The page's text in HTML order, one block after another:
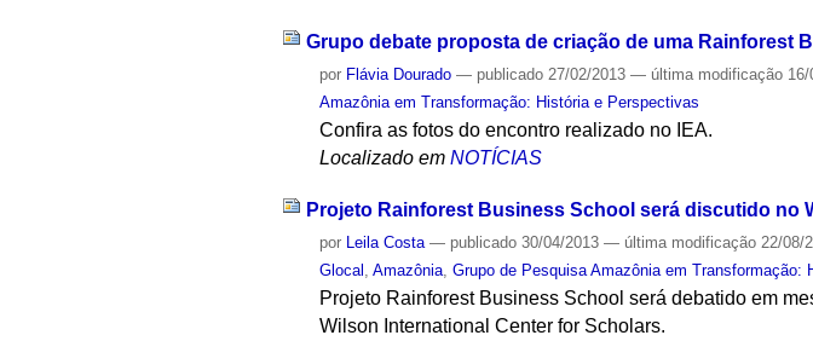
Grupo debate proposta de criação de uma Rainforest
por Flávia Dourado — publicado 27/02/2013— última modificação
Amazônia em Transformação: História e Perspectivas
Confira as fotos do encontro realizado no IEA.
Localizado em NOTÍCIAS
Projeto Rainforest Business School será discutido no
por Leila Costa — publicado 30/04/2013— última modificação 22/08/
Glocal ,Amazônia ,Grupo de Pesquisa Amazônia em Transformação:
Projeto Rainforest Business School será debatido em
Wilson International Center for Scholars.